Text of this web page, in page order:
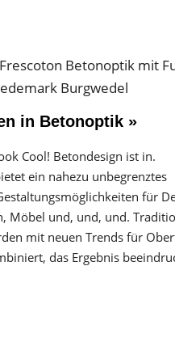
in Betonoptik »
Cool! Betondesign ist in.
ein nahezu unbegrenztes
für
Möbel und, und, und.
mit neuen Trends für
das Ergebnis